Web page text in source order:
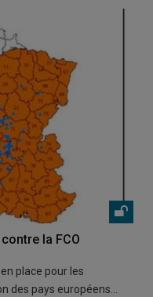
la FCO
place pour les
des pays européens…